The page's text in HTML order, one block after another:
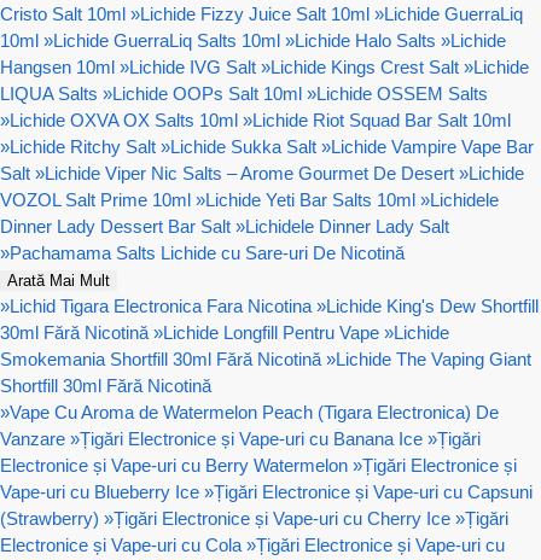
Cristo Salt 10ml »Lichide Fizzy Juice Salt 10ml »Lichide GuerraLiq
10ml »Lichide GuerraLiq Salts 10ml »Lichide Halo Salts »Lichide
Hangsen 10ml »Lichide IVG Salt »Lichide Kings Crest Salt »Lichide
LIQUA Salts »Lichide OOPs Salt 10ml »Lichide OSSEM Salts
»Lichide OXVA OX Salts 10ml »Lichide Riot Squad Bar Salt 10ml
»Lichide Ritchy Salt »Lichide Sukka Salt »Lichide Vampire Vape Bar
Salt »Lichide Viper Nic Salts – Arome Gourmet De Desert »Lichide
VOZOL Salt Prime 10ml »Lichide Yeti Bar Salts 10ml »Lichidele
Dinner Lady Dessert Bar Salt »Lichidele Dinner Lady Salt
»Pachamama Salts Lichide cu Sare-uri De Nicotină
Arată Mai Mult
»Lichid Tigara Electronica Fara Nicotina »Lichide King's Dew Shortfill
30ml Fără Nicotină »Lichide Longfill Pentru Vape »Lichide
Smokemania Shortfill 30ml Fără Nicotină »Lichide The Vaping Giant
Shortfill 30ml Fără Nicotină
»Vape Cu Aroma de Watermelon Peach (Tigara Electronica) De
Vanzare »Țigări Electronice și Vape-uri cu Banana Ice »Țigări
Electronice și Vape-uri cu Berry Watermelon »Țigări Electronice și
Vape-uri cu Blueberry Ice »Țigări Electronice și Vape-uri cu Capsuni
(Strawberry) »Țigări Electronice și Vape-uri cu Cherry Ice »Țigări
Electronice și Vape-uri cu Cola »Țigări Electronice și Vape-uri cu